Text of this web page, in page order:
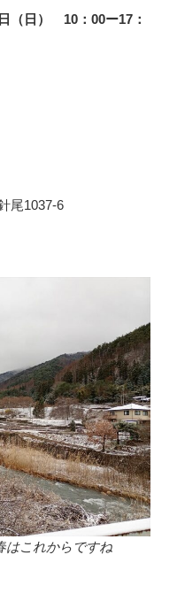
（日） 10：00ー17：
尾1037-6
はこれからですね